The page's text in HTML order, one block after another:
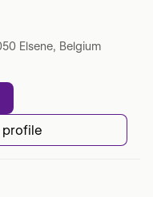
Elsene, Belgium
profile